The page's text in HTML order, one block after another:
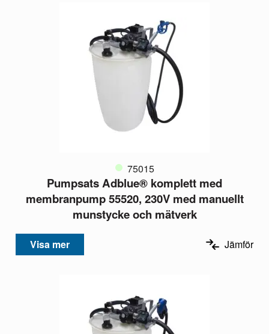
75015
Pumpsats Adblue® komplett med
membranpump 55520, 230V med manuellt
munstycke och mätverk
Visa mer Jämför